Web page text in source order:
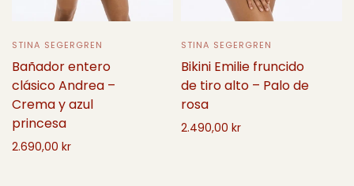
STINA SEGERGREN
Bañador entero
clásico Andrea –
Crema y azul
princesa
2.690,00 kr
STINA SEGERGREN
Bikini Emilie fruncido
de tiro alto – Palo de
rosa
2.490,00 kr